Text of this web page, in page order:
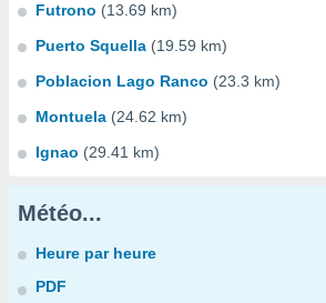
Futrono (13.69 km)
Puerto Squella (19.59 km)
Poblacion Lago Ranco (23.3 km)
Montuela (24.62 km)
Ignao (29.41 km)
Météo...
Heure par heure
PDF